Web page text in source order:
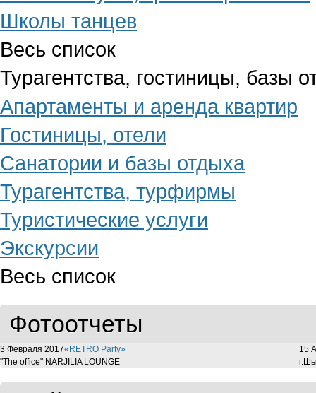
Школы танцев
Весь список
Турагентства, гостиницы, базы
Апартаменты и аренда квартир
Гостиницы, отели
Санатории и базы отдыха
Турагентства, турфирмы
Туристические услуги
Экскурсии
Весь список
Фотоотчеты
3 Февраля 2017«RETRO Party»
"The office" NARJILIA LOUNGE
15